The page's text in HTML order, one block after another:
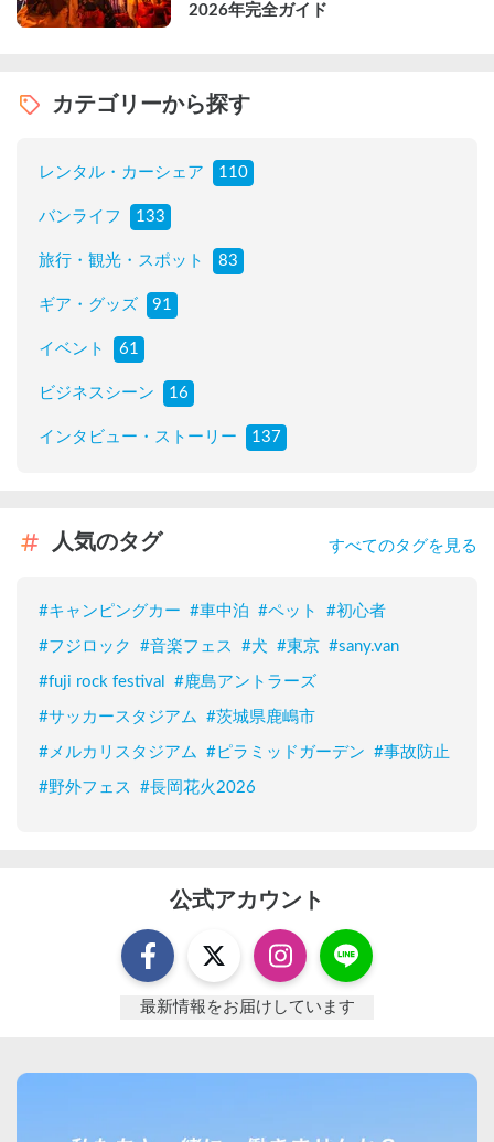
2026年完全ガイド
カテゴリーから探す
レンタル・カーシェア 110
バンライフ 133
旅行・観光・スポット 83
ギア・グッズ 91
イベント 61
ビジネスシーン 16
インタビュー・ストーリー 137
人気のタグ すべてのタグを見る
#キャンピングカー #車中泊 #ペット #初心者
#フジロック #音楽フェス #犬 #東京 #sany.van
#fuji rock festival #鹿島アントラーズ
#サッカースタジアム #茨城県鹿嶋市
#メルカリスタジアム #ピラミッドガーデン #事故防止
#野外フェス #長岡花火2026
公式アカウント
最新情報をお届けしています